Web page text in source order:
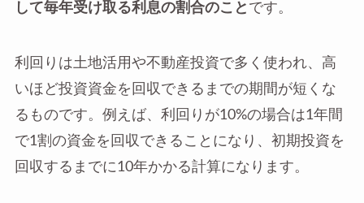
して毎年受け取る利息の割合のこと です。
利回りは土地活用や不動産投資で多く使われ、高
いほど投資資金を回収できるまでの期間が短くな
るものです。例えば、利回りが10%の場合は1年間
で1割の資金を回収できることになり、初期投資を
回収するまでに10年かかる計算になります。